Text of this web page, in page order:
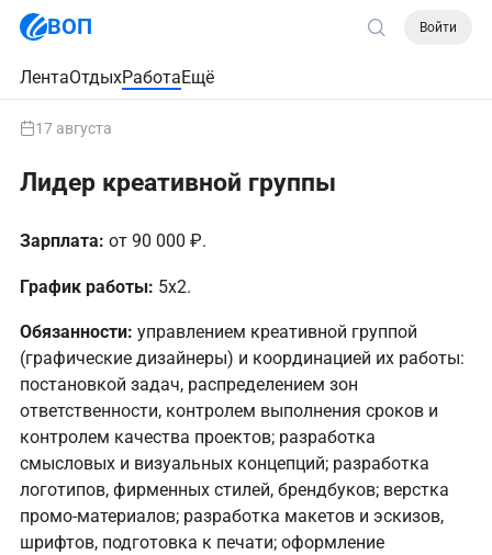
ВОП Войти
ЛентаОтдыхРаботаЕщё
17 августа
Лидер креативной группы
Зарплата: от 90 000 ₽.
График работы: 5х2.
Обязанности: управлением креативной группой
(графические дизайнеры) и координацией их работы:
постановкой задач, распределением зон
ответственности, контролем выполнения сроков и
контролем качества проектов; разработка
смысловых и визуальных концепций; разработка
логотипов, фирменных стилей, брендбуков; верстка
промо-материалов; разработка макетов и эскизов,
шрифтов, подготовка к печати; оформление